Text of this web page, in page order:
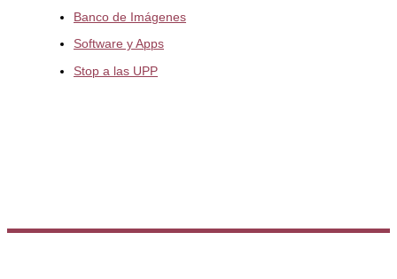
Banco de Imágenes
Software y Apps
Stop a las UPP